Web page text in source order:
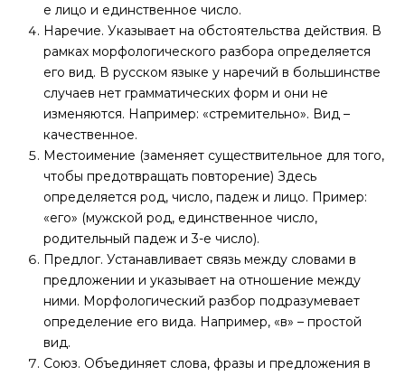
е лицо и единственное число.
Наречие. Указывает на обстоятельства действия. В
рамках морфологического разбора определяется
его вид. В русском языке у наречий в большинстве
случаев нет грамматических форм и они не
изменяются. Например: «стремительно». Вид –
качественное.
Местоимение (заменяет существительное для того,
чтобы предотвращать повторение) Здесь
определяется род, число, падеж и лицо. Пример:
«его» (мужской род, единственное число,
родительный падеж и 3-е число).
Предлог. Устанавливает связь между словами в
предложении и указывает на отношение между
ними. Морфологический разбор подразумевает
определение его вида. Например, «в» – простой
вид.
Союз. Объединяет слова, фразы и предложения в